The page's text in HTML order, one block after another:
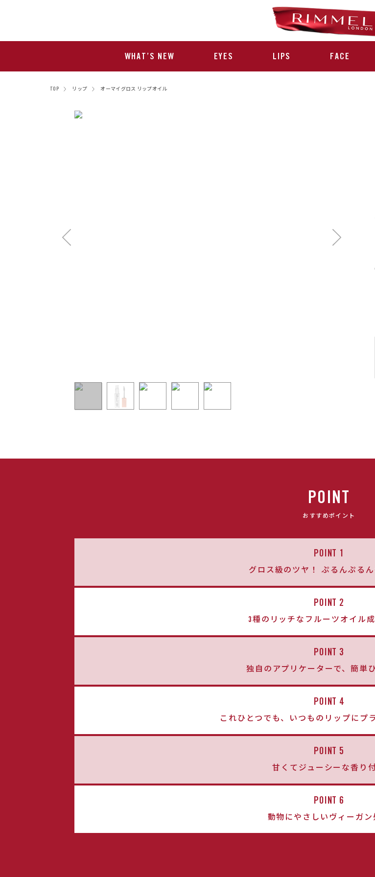
WHAT’S NEW EYES LIPS FACE
TOP リップ オーマイグロス リップオイル
POINT
おすすめポイント
POINT 1
グロス級のツヤ！ ぷるんぷる
POINT 2
3種のリッチなフルーツオイル
POINT 3
独自のアプリケーターで、簡単
POINT 4
これひとつでも、いつものリップにプ
POINT 5
甘くてジューシーな香り
POINT 6
動物にやさしいヴィーガン